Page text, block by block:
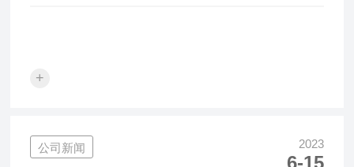
+
公司新闻 2023
6-15